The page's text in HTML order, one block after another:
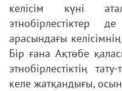
келісім күні
этнобірлестіктер
арасындағы
Бір ғана Ақтөбе
этнобірлестіктің
келе жатқандығы,